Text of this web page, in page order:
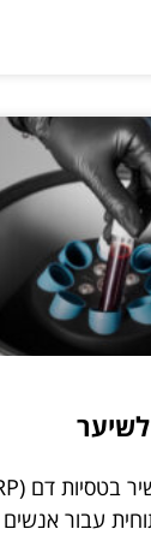
עבור